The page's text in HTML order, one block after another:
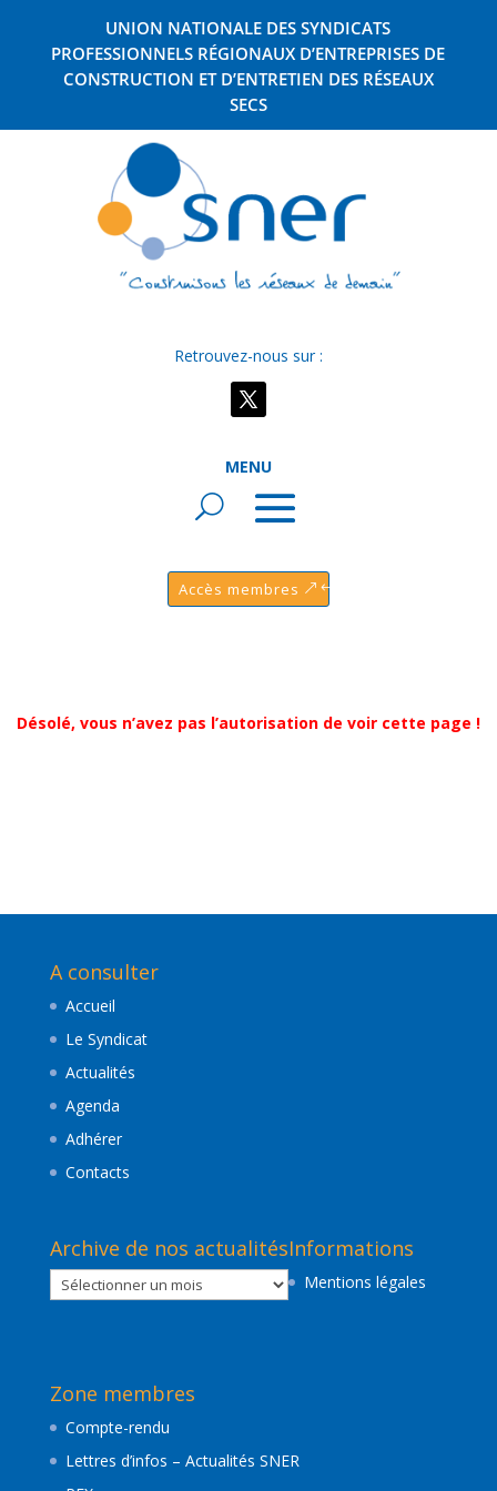
UNION NATIONALE DES SYNDICATS
PROFESSIONNELS RÉGIONAUX D’ENTREPRISES DE
CONSTRUCTION ET D’ENTRETIEN DES RÉSEAUX
SECS
Retrouvez-nous sur :
MENU
Accès membres
Désolé, vous n’avez pas l’autorisation de voir cette page !
A consulter
Accueil
Le Syndicat
Actualités
Agenda
Adhérer
Contacts
Archive de nos actualités
Archive
de
Informations
Mentions légales
Zone membres
Compte-rendu
Lettres d’infos – Actualités SNER